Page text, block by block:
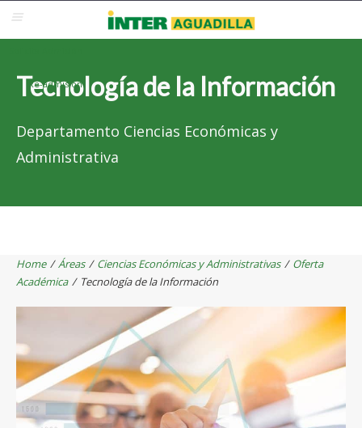
Correo Electrónico
Re-admisión
Tecnología de la Información
Departamento Ciencias Económicas y
Administrativa
Home /Áreas / Ciencias Económicas y Administrativas / Oferta
Académica / Tecnología de la Información